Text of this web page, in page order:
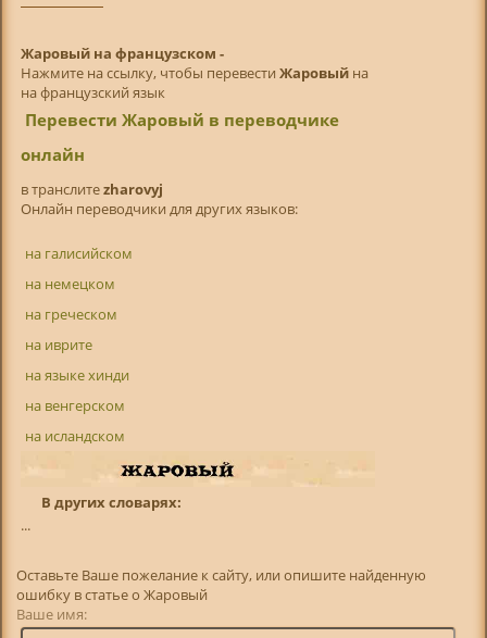
Жаровый на французском -
Нажмите на ссылку, чтобы перевести Жаровыйна
на французский язык
Перевести Жаровый в переводчике
онлайн
в транслитezharovyj
Онлайн переводчики для других языков:
на галисийском
на немецком
на греческом
на иврите
на языке хинди
на венгерском
на исландском
В других словарях:
...
Оставьте Ваше пожелание к сайту, или опишите найденную
ошибку в статье о Жаровый
Ваше имя: